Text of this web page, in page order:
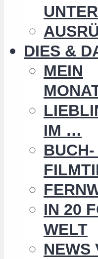
DIES &
MEIN
IM …
IN 20
WELT
NEWS